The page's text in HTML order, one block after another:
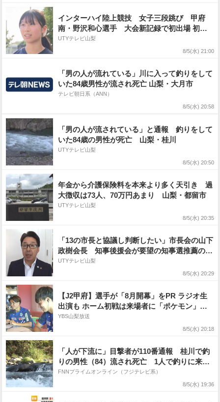
インターハイ陸上競技 女子三段跳び 甲府
南・野沢和心選手 大会新記録で初出場 初優
勝
UTYテレビ山梨
8/5(水) 21:00
「男の人が流れている」川に入って釣りをして
いた84歳男性が流され死亡 山梨・大月市
テレビ朝日系（ANN）
8/5(水) 20:58
「男の人が流されている」と通報 釣りをして
いた84歳の男性が死亡 山梨・桂川
UTYテレビ山梨
8/5(水) 20:50
年金から介護保険料を本来より多く天引き 過
大徴収は73人、70万円あまり 山梨・都留市
UTYテレビ山梨
8/5(水) 20:35
「13の市長と協議し判断したい」市長会の山下
政樹会長 知事後援会が要望の知事選推薦の対
応 山梨
UTYテレビ山梨
8/5(水) 20:29
【J2甲府】選手が「8月開幕」をPR ラジオ生
出演も ホーム初戦は来場者に「ポケモン」グ
ッズを配布 山梨
YBS山梨放送
8/5(水) 20:18
「人が下流に」目撃者が110番通報 桂川で釣
りの男性（84）流され死亡 1人で釣りに来て
いたか 山梨・大月市
FNNプライムオンライン（フジテレビ系）
8/5(水) 19:36